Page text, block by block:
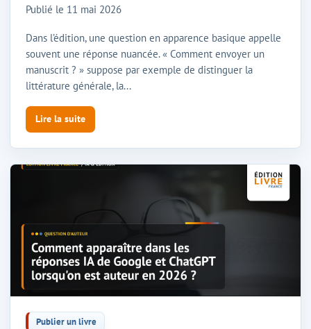
Publié le 11 mai 2026
Dans l’édition, une question en apparence basique appelle
souvent une réponse nuancée. « Comment envoyer un
manuscrit ? » suppose par exemple de distinguer la
littérature générale, la...
Lire la suite
Publier un livre